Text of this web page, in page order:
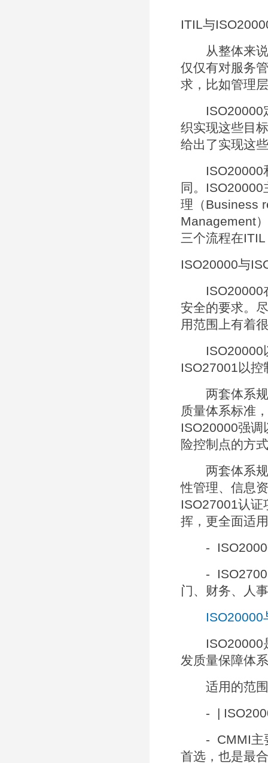
ITIL与
从整体来说
仅仅有对服务
求，比如管理
ISO20000定
织实现这些目
给出了实现这
ISO20000和
同。
理（Business
Management
三个流程在
ISO20000与
ISO20000在
安全的要求。
用范围上有着
ISO20000以
ISO27001以控
两套体系规
质量体系标准
ISO20000强调
险控制点的方
两套体系规
性管理、信息
ISO27001认证
挥，更全面适
- ISO20000
- ISO27001
门、财务、人
ISO20000
ISO20000是
发质量保障体
适用的范围
- |
- CMMI主要
首选，也是最